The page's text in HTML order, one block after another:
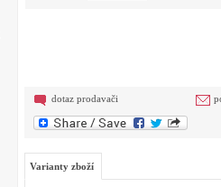
dotaz prodavači
Varianty zboží